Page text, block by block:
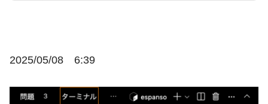
2025/05/08 6:39